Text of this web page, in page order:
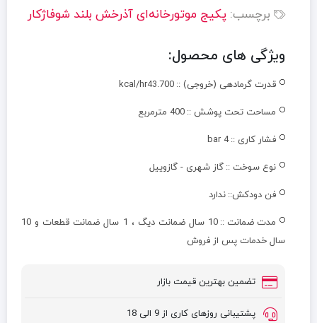
برچسب: پکيج موتورخانه‌ای آذرخش بلند شوفاژکار
ویژگی های محصول:
قدرت گرمادهی (خروجی) :: kcal/hr43.700
مساحت تحت پوشش :: 400 مترمربع
فشار کاری :: 4 bar
نوع سوخت :: گاز شهری - گازوییل
فن دودکش:: ندارد
مدت ضمانت ::
10 سال ضمانت دیگ ، 1 سال ضمانت قطعات و 10
سال خدمات پس از فروش
تضمین بهترین قیمت بازار
پشتیبانی روزهای کاری از 9 الی 18